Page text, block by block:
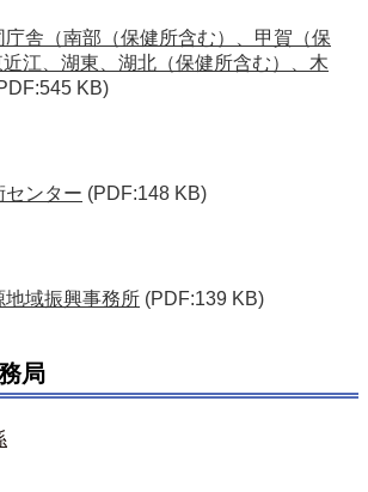
庁舎（南部（保健所含む）、甲賀（保
江、湖東、湖北（保健所含む）、木
KB)
センター (PDF:148 KB)
地域振興事務所 (PDF:139 KB)
局